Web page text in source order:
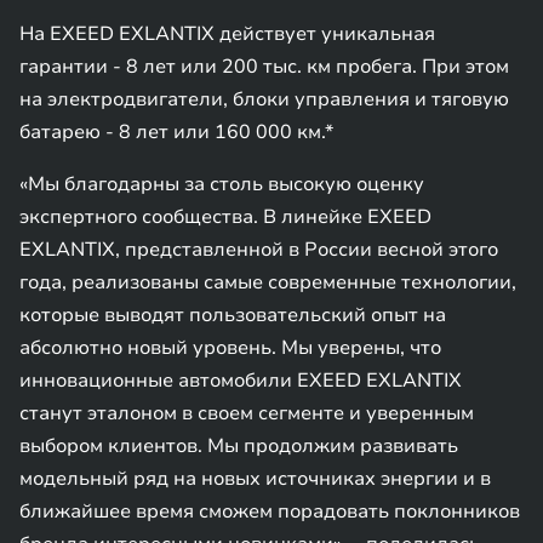
На EXEED EXLANTIX действует уникальная
гарантии - 8 лет или 200 тыс. км пробега. При этом
на электродвигатели, блоки управления и тяговую
батарею - 8 лет или 160 000 км.*
«Мы благодарны за столь высокую оценку
экспертного сообщества. В линейке EXEED
EXLANTIX, представленной в России весной этого
года, реализованы самые современные технологии,
которые выводят пользовательский опыт на
абсолютно новый уровень. Мы уверены, что
инновационные автомобили EXEED EXLANTIX
станут эталоном в своем сегменте и уверенным
выбором клиентов. Мы продолжим развивать
модельный ряд на новых источниках энергии и в
ближайшее время сможем порадовать поклонников